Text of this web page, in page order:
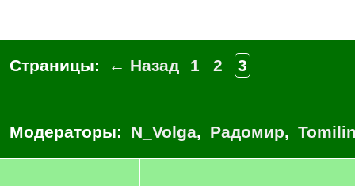
Страницы: ← Назад 1 2 3
Модераторы: N_Volga, Радомир,